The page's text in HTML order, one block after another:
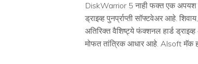
DiskWarrior 5 नाही फक्त एक अपयश
ड्राइव्ह पुनर्प्राप्ती सॉफ्टवेअर आहे.
अतिरिक्त वैशिष्ट्ये फंक्शनल हार्ड
मोफत तांत्रिक आधार आहे. Alsoft मॅक